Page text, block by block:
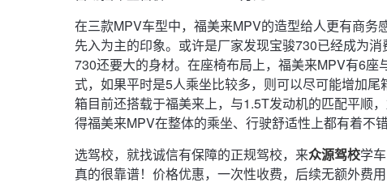
在三款MPV车型中，福美来MPV的造型给人更有商
先入为主的印象。或许是厂家发现宝骏730已经成为
730还要大的身材。在座椅布局上，福美来MPV有6
式，如果平时是5人乘坐比较多，则可以尽可能增加
箱目前还搭载于福美来上，与1.5T发动机的匹配平顺
得福美来MPV在整体的乘坐、行驶舒适性上都有着不错
选驾校，就找诚信有保障的正规驾校，来众源驾校学
真的很靠谱！价格优惠，一次性收费，后续无额外费